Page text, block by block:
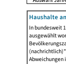
Haushalte
In bundesweit
ausgewählt
Abweichungen